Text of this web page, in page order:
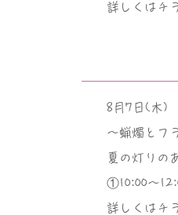
詳しくはチ
8月7日(木)
～蝋燭とフ
夏の灯りの
​①10:00～
詳しくはチ